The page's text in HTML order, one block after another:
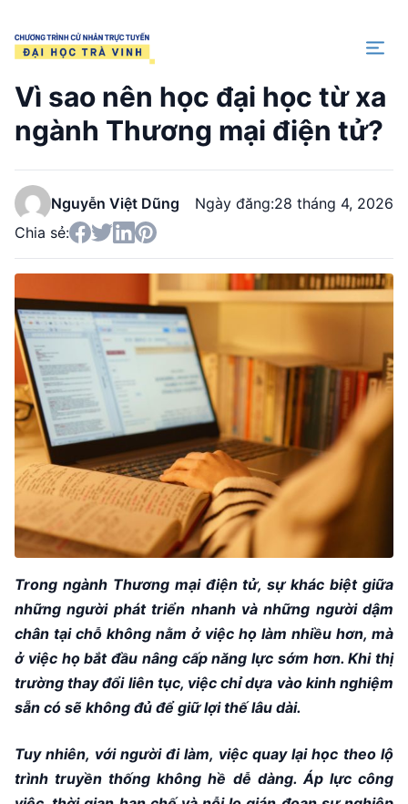
Trang chủ
Vì sao nên học đại học từ xa
ngành Thương mại điện tử?
Nguyễn Việt Dũng Ngày đăng:28 tháng 4, 2026
Chia sẻ:
Trong ngành Thương mại điện tử, sự khác biệt giữa
những người phát triển nhanh và những người dậm
chân tại chỗ không nằm ở việc họ làm nhiều hơn, mà
ở việc họ bắt đầu nâng cấp năng lực sớm hơn. Khi thị
trường thay đổi liên tục, việc chỉ dựa vào kinh nghiệm
sẵn có sẽ không đủ để giữ lợi thế lâu dài.
Tuy nhiên, với người đi làm, việc quay lại học theo lộ
trình truyền thống không hề dễ dàng. Áp lực công